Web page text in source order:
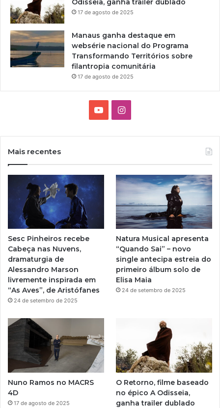
t
Odisseia, ganha trailer dublado
17 de agosto de 2025
Manaus ganha destaque em
websérie nacional do Programa
Transformando Territórios sobre
filantropia comunitária
17 de agosto de 2025
e
I
g
r
a
m
Mais recentes
Sesc Pinheiros recebe
Cabeça nas Nuvens,
dramaturgia de
Alessandro Marson
livremente inspirada em
“As Aves”, de Aristófanes
24 de setembro de 2025
Natura Musical apresenta
“Quando Sai” – novo
single antecipa estreia do
primeiro álbum solo de
Elisa Maia
24 de setembro de 2025
Nuno Ramos no MACRS
4D
17 de agosto de 2025
O Retorno, filme baseado
no épico A Odisseia,
ganha trailer dublado